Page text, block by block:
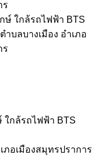
ใกล้รถไฟฟ้า BTS
ภอเมืองสมุทรปราการ